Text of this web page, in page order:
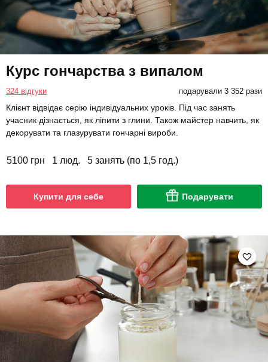
Курс гончарства з випалом
324 відгуки подарували 3 352 рази
Клієнт відвідає серію індивідуальних уроків. Під час занять
учасник дізнається, як ліпити з глини. Також майстер навчить, як
декорувати та глазурувати гончарні вироби.
5100 грн 1 люд. 5 занять (по 1,5 год.)
Купити для себе Подарувати